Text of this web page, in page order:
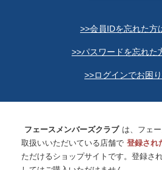
フェースメンバーズクラブ は、フェ
取扱いいただいている店舗で 登録され
ただけるショップサイトです。登録さ
>>会員IDを忘れた方
>>パスワードを忘れた
>>ログインでお困